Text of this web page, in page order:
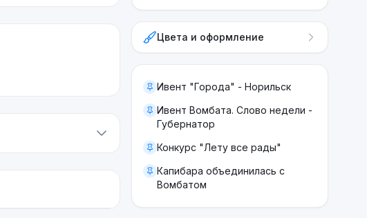
ЖестьЦвета и оформление
Ивент "Города" - Норильск
Ивент Вомбата. Слово недели -
Губернатор
Конкурс "Лету все рады"
Капибара объединилась с
Вомбатом